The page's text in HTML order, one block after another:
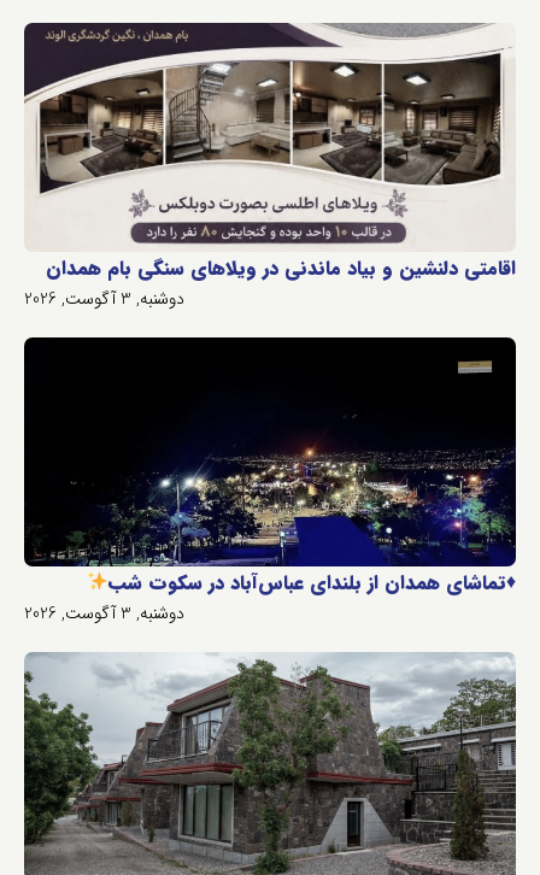
اقامتی دلنشین و بیاد ماندنی در ویلاهای سنگی بام همدان
دوشنبه, 3 آگوست, 2026
♦️تماشای همدان از بلندای عباس‌آباد در سکوت شب
دوشنبه, 3 آگوست, 2026